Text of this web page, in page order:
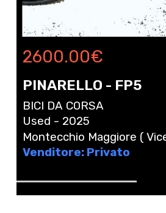
2600.00€
PINARELLO - FP5
BICI DA CORSA
Used - 2025
Montecchio Maggiore (
Venditore: Privato